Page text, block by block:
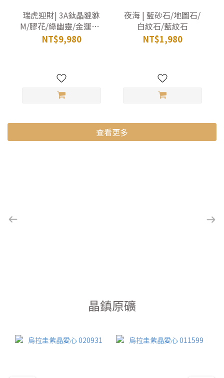
瑞虎迎財| 3A鈦晶貔貅
M/膠花/綠幽靈/金運石/
金曜石/黑瑪瑙/黑閃石
NT$9,980
夜海 | 藍砂石/地圖石/
白紋石/藍紋石
NT$1,980
查看更多
晶鎮原礦